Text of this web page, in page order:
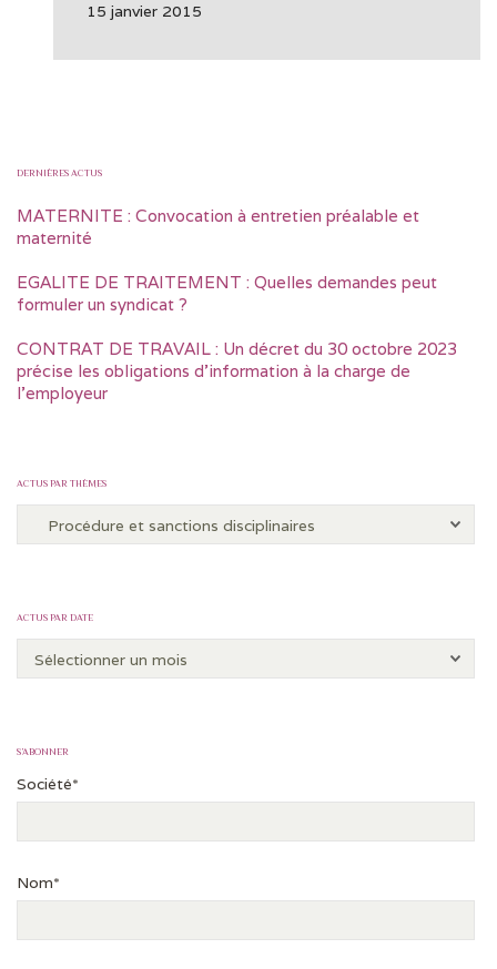
15 janvier 2015
DERNIÈRES ACTUS
MATERNITE : Convocation à entretien préalable et
maternité
EGALITE DE TRAITEMENT : Quelles demandes peut
formuler un syndicat ?
CONTRAT DE TRAVAIL : Un décret du 30 octobre 2023
précise les obligations d’information à la charge de
l’employeur
ACTUS PAR THÈMES
ACTUS PAR DATE
S’ABONNER
Société*
Nom*